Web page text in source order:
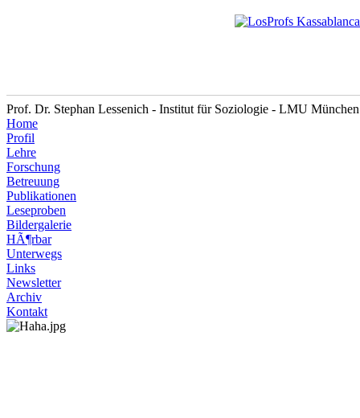
Prof. Dr. Stephan Lessenich - Institut für Soziologie - LMU
Home
Profil
Lehre
Forschung
Betreuung
Publikationen
Leseproben
Bildergalerie
HÃ¶rbar
Unterwegs
Links
Newsletter
Archiv
Kontakt